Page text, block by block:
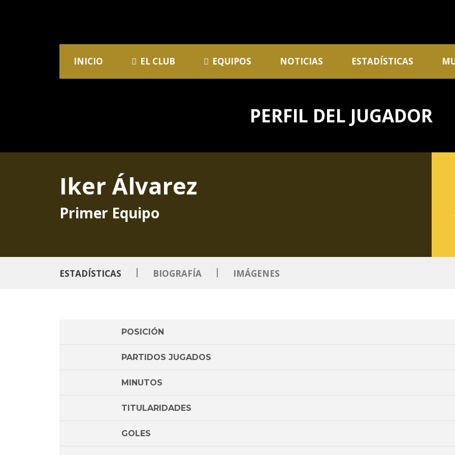
INICIO EL CLUB EQUIPOS NOTICIAS ESTADÍSTICAS
PERFIL DEL JUGADOR
Iker Álvarez
Primer Equipo
ESTADÍSTICAS | BIOGRAFÍA | IMÁGENES
POSICIÓN
PARTIDOS JUGADOS
MINUTOS
TITULARIDADES
GOLES